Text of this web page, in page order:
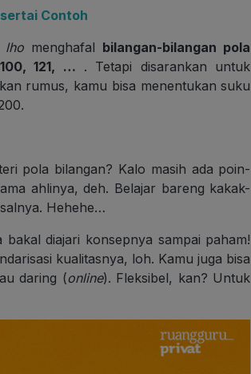
Contoh
lhomenghafal bilangan-bilangan pola
121, … . Tetapi disarankan untuk
rumus, kamu bisa menentukan suku
pola bilangan? Kalo masih ada poin-
ahlinya, deh. Belajar bareng kakak-
Hehehe…
diajari konsepnya sampai paham!
kualitasnya, loh. Kamu juga bisa
daring (online). Fleksibel, kan? Untuk